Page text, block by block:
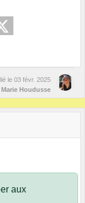
le 03 févr. 2025
Marie Houdusse
aux